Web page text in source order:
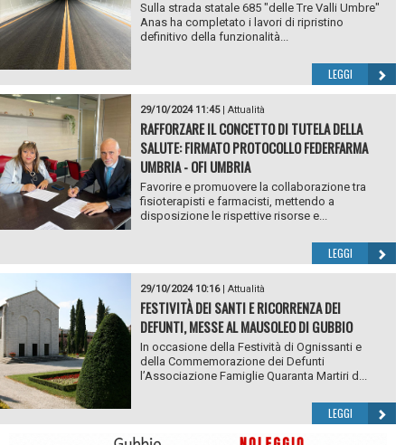
Sulla strada statale 685 "delle Tre Valli Umbre"
Anas ha completato i lavori di ripristino
definitivo della funzionalità...
LEGGI
29/10/2024 11:45| Attualità
RAFFORZARE IL CONCETTO DI TUTELA DELLA
SALUTE: FIRMATO PROTOCOLLO FEDERFARMA
UMBRIA - OFI UMBRIA
Favorire e promuovere la collaborazione tra
fisioterapisti e farmacisti, mettendo a
disposizione le rispettive risorse e...
LEGGI
29/10/2024 10:16| Attualità
FESTIVITÀ DEI SANTI E RICORRENZA DEI
DEFUNTI, MESSE AL MAUSOLEO DI GUBBIO
In occasione della Festività di Ognissanti e
della Commemorazione dei Defunti
l’Associazione Famiglie Quaranta Martiri d...
LEGGI